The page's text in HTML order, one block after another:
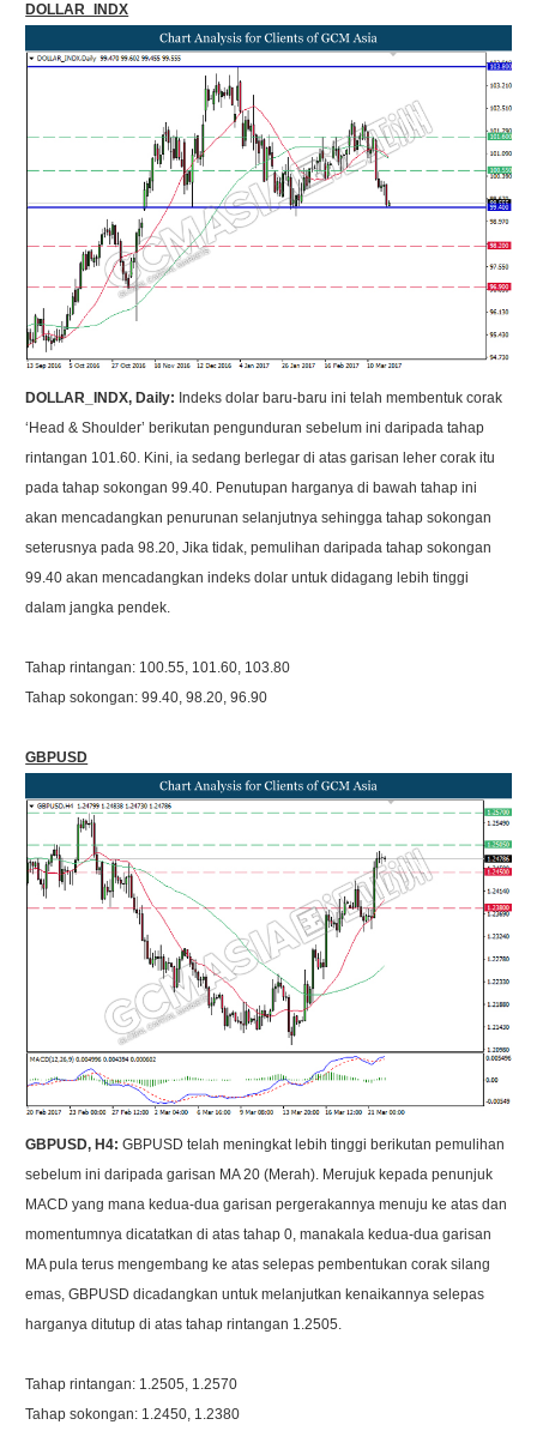
DOLLAR_INDX
DOLLAR_INDX, Daily: Indeks dolar baru-baru ini telah membentuk corak
‘Head & Shoulder’ berikutan pengunduran sebelum ini daripada tahap
rintangan 101.60. Kini, ia sedang berlegar di atas garisan leher corak itu
pada tahap sokongan 99.40. Penutupan harganya di bawah tahap ini
akan mencadangkan penurunan selanjutnya sehingga tahap sokongan
seterusnya pada 98.20, Jika tidak, pemulihan daripada tahap sokongan
99.40 akan mencadangkan indeks dolar untuk didagang lebih tinggi
dalam jangka pendek.
Tahap rintangan: 100.55, 101.60, 103.80
Tahap sokongan: 99.40, 98.20, 96.90
GBPUSD
GBPUSD, H4:GBPUSD telah meningkat lebih tinggi berikutan pemulihan
sebelum ini daripada garisan MA 20 (Merah). Merujuk kepada penunjuk
MACD yang mana kedua-dua garisan pergerakannya menuju ke atas dan
momentumnya dicatatkan di atas tahap 0, manakala kedua-dua garisan
MA pula terus mengembang ke atas selepas pembentukan corak silang
emas, GBPUSD dicadangkan untuk melanjutkan kenaikannya selepas
harganya ditutup di atas tahap rintangan 1.2505.
Tahap rintangan: 1.2505, 1.2570
Tahap sokongan: 1.2450, 1.2380